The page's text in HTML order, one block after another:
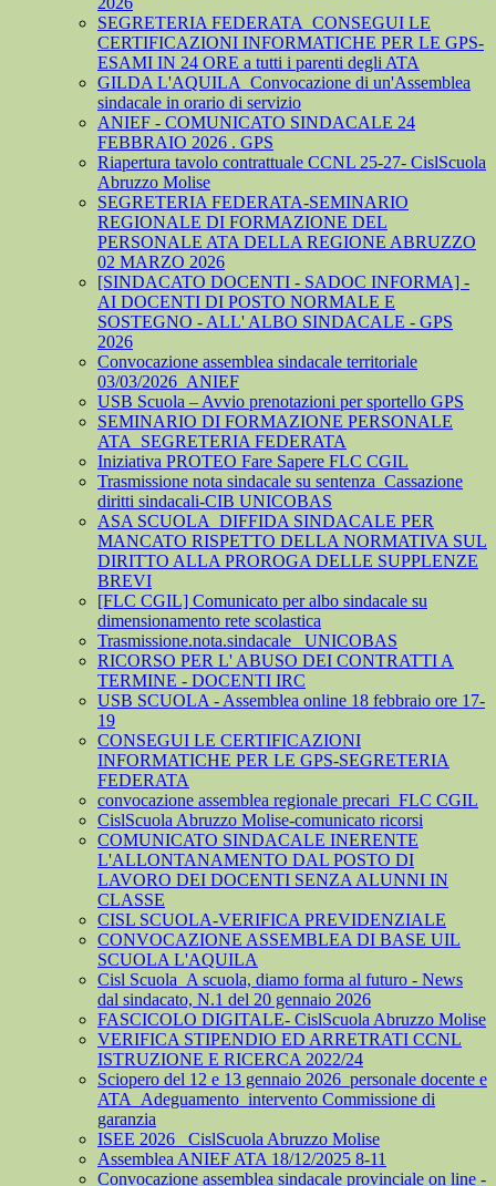
SEGRETERIA FEDERATA_CONSEGUI LE
CERTIFICAZIONI INFORMATICHE PER LE GPS-
ESAMI IN 24 ORE a tutti i parenti degli ATA
GILDA L'AQUILA_Convocazione di un'Assemblea
sindacale in orario di servizio
ANIEF - COMUNICATO SINDACALE 24
FEBBRAIO 2026 . GPS
Riapertura tavolo contrattuale CCNL 25-27- CislScuola
Abruzzo Molise
SEGRETERIA FEDERATA-SEMINARIO
REGIONALE DI FORMAZIONE DEL
PERSONALE ATA DELLA REGIONE ABRUZZO
02 MARZO 2026
[SINDACATO DOCENTI - SADOC INFORMA] -
AI DOCENTI DI POSTO NORMALE E
SOSTEGNO - ALL' ALBO SINDACALE - GPS
2026
Convocazione assemblea sindacale territoriale
03/03/2026_ANIEF
USB Scuola – Avvio prenotazioni per sportello GPS
SEMINARIO DI FORMAZIONE PERSONALE
ATA_SEGRETERIA FEDERATA
Iniziativa PROTEO Fare Sapere FLC CGIL
Trasmissione nota sindacale su sentenza_Cassazione
diritti sindacali-CIB UNICOBAS
ASA SCUOLA_DIFFIDA SINDACALE PER
MANCATO RISPETTO DELLA NORMATIVA SUL
DIRITTO ALLA PROROGA DELLE SUPPLENZE
BREVI
[FLC CGIL] Comunicato per albo sindacale su
dimensionamento rete scolastica
Trasmissione.nota.sindacale _UNICOBAS
RICORSO PER L' ABUSO DEI CONTRATTI A
TERMINE - DOCENTI IRC
USB SCUOLA - Assemblea online 18 febbraio ore 17-
19
CONSEGUI LE CERTIFICAZIONI
INFORMATICHE PER LE GPS-SEGRETERIA
FEDERATA
convocazione assemblea regionale precari_FLC CGIL
CislScuola Abruzzo Molise-comunicato ricorsi
COMUNICATO SINDACALE INERENTE
L'ALLONTANAMENTO DAL POSTO DI
LAVORO DEI DOCENTI SENZA ALUNNI IN
CLASSE
CISL SCUOLA-VERIFICA PREVIDENZIALE
CONVOCAZIONE ASSEMBLEA DI BASE UIL
SCUOLA L'AQUILA
Cisl Scuola_A scuola, diamo forma al futuro - News
dal sindacato, N.1 del 20 gennaio 2026
FASCICOLO DIGITALE- CislScuola Abruzzo Molise
VERIFICA STIPENDIO ED ARRETRATI CCNL
ISTRUZIONE E RICERCA 2022/24
Sciopero del 12 e 13 gennaio 2026_personale docente e
ATA_Adeguamento_intervento Commissione di
garanzia
ISEE 2026_ CislScuola Abruzzo Molise
Assemblea ANIEF ATA 18/12/2025 8-11
Convocazione assemblea sindacale provinciale on line -